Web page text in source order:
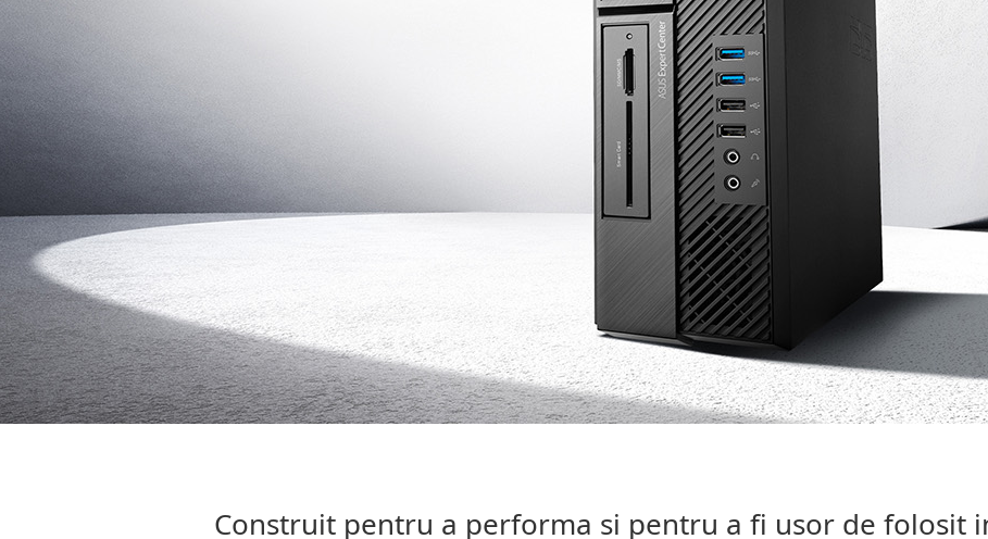
Construit pentru a performa si pentru a fi usor de folosit